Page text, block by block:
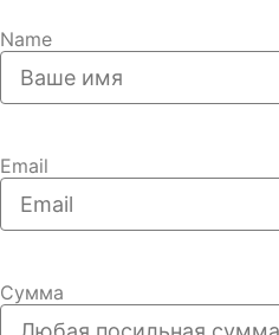
Name
Email
Сумма